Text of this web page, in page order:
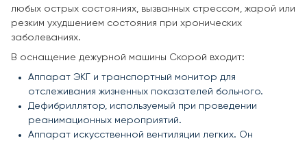
любых острых состояниях, вызванных стрессом, жарой или
резким ухудшением состояния при хронических
заболеваниях.
В оснащение дежурной машины Скорой входит:
Аппарат ЭКГ и транспортный монитор для
отслеживания жизненных показателей больного.
Дефибриллятор, используемый при проведении
реанимационных мероприятий.
Аппарат искусственной вентиляции легких. Он